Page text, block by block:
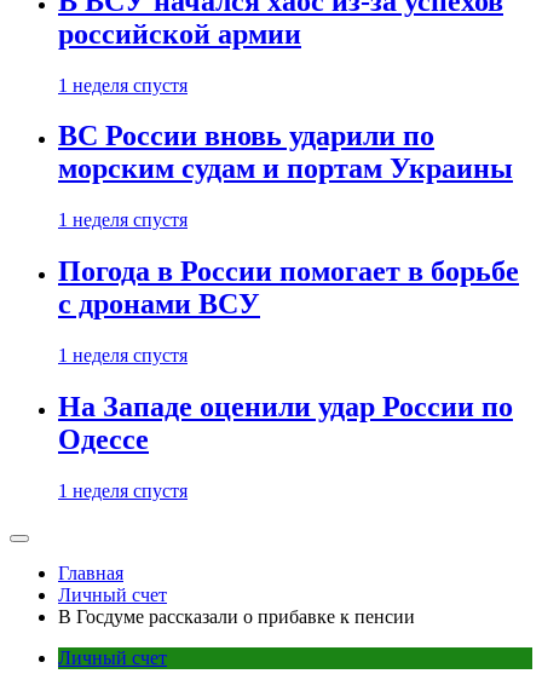
российской армии
1 неделя спустя
ВС России вновь ударили по
морским судам и портам Украины
1 неделя спустя
Погода в России помогает в борьбе
с дронами ВСУ
1 неделя спустя
На Западе оценили удар России по
Одессе
1 неделя спустя
Главная
Личный счет
В Госдуме рассказали о прибавке к пенсии
Личный счет